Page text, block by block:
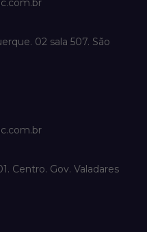
02 sala 507. São
Centro. Gov. Valadares